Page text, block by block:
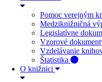
Pomoc verejným
Medziknižničná
Legislatívne
Vzorové
Vzdelávanie
Štatistika
O knižnici